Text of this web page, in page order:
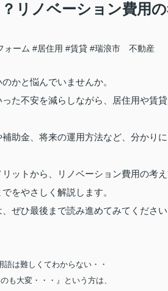
リノベーション費用
ォーム #居住用 #賃貸 #瑞浪市 不動産
かと悩んでいませんか。
た不安を減らしながら、居住用や賃
助金、将来の運用方法など、分かり
ットから、リノベーション費用の考
をやさしく解説します。
ぜひ最後まで読み進めてみてください
語は難しくてわからない・・
も大変・・・』という方は、